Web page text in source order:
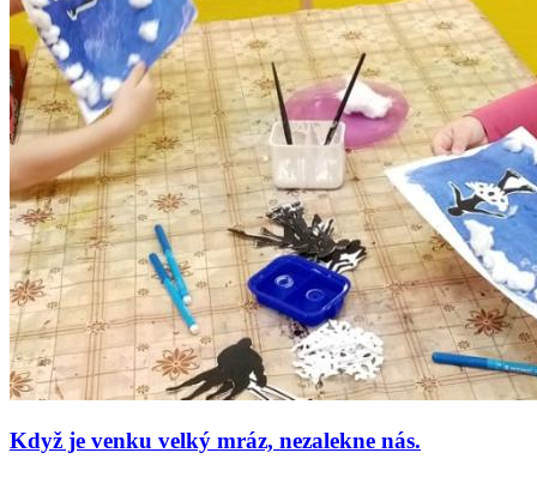
Když je venku velký mráz, nezalekne nás.